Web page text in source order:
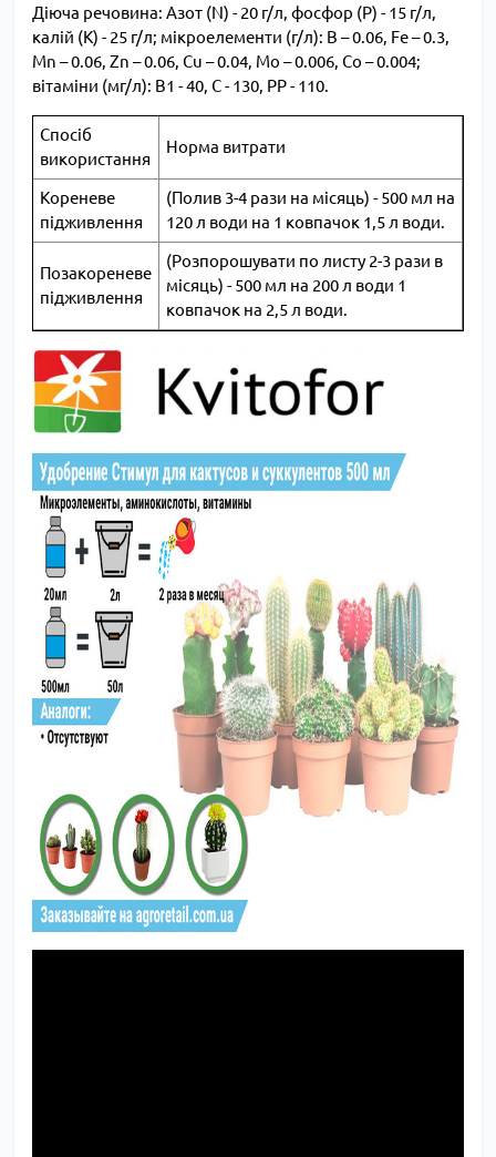
Діюча речовина: Азот (N) - 20 г/л, фосфор (Р) - 15 г/л,
калій (К) - 25 г/л; мікроелементи (г/л): B – 0.06, Fe – 0.3,
Mn – 0.06, Zn – 0.06, Cu – 0.04, Mo – 0.006, Co – 0.004;
вітаміни (мг/л): В1 - 40, С - 130, РР - 110.
Спосіб
використання
Норма витрати
Кореневе
підживлення
(Полив 3-4 рази на місяць) - 500 мл на
120 л води на 1 ковпачок 1,5 л води.
Позакореневе
підживлення
(Розпорошувати по листу 2-3 рази в
місяць) - 500 мл на 200 л води 1
ковпачок на 2,5 л води.